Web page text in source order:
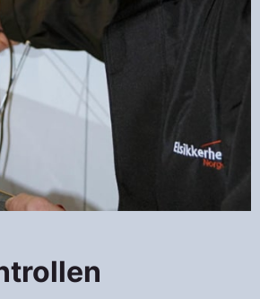
tilgjengelig.
og dokumentasjon er.